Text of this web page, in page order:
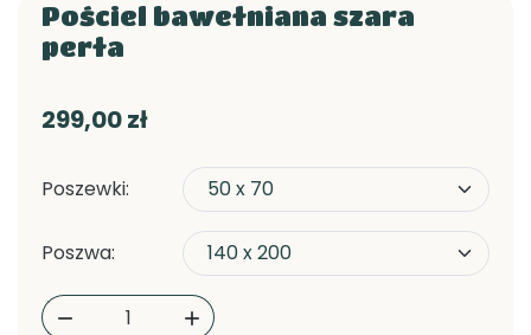
Pościel bawełniana szara
perła
299,00 zł
Poszewki:
Poszwa:
 